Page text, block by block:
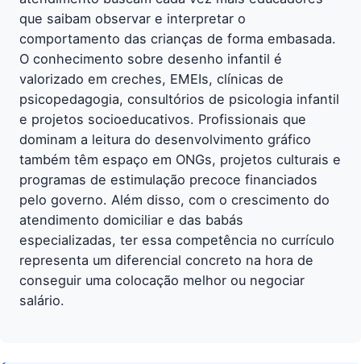
que saibam observar e interpretar o
comportamento das crianças de forma embasada.
O conhecimento sobre desenho infantil é
valorizado em creches, EMEIs, clínicas de
psicopedagogia, consultórios de psicologia infantil
e projetos socioeducativos. Profissionais que
dominam a leitura do desenvolvimento gráfico
também têm espaço em ONGs, projetos culturais e
programas de estimulação precoce financiados
pelo governo. Além disso, com o crescimento do
atendimento domiciliar e das babás
especializadas, ter essa competência no currículo
representa um diferencial concreto na hora de
conseguir uma colocação melhor ou negociar
salário.